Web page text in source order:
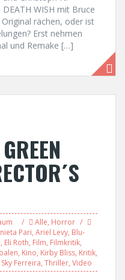
WISH mit Bruce
rächen, oder ist
Erst nehmen
und Remake […]
Alle, Horror
Pari, Ariel Levy, Blu-
, Eli Roth, Film, Filmkritik,
, Kino, Kirby Bliss, Kritik,
Sky Ferreira, Thriller, Video